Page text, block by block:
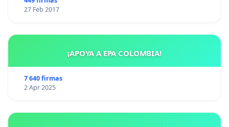
27 Feb 2017
¡APOYA A EPA COLOMBIA!
7 640 firmas
2 Apr 2025